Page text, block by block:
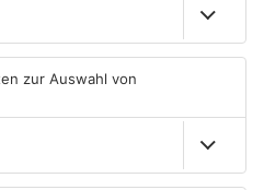
Tante Enso übernimmt
Pflaumheim
06.08.2026, 05:30 UHR IN KREIS